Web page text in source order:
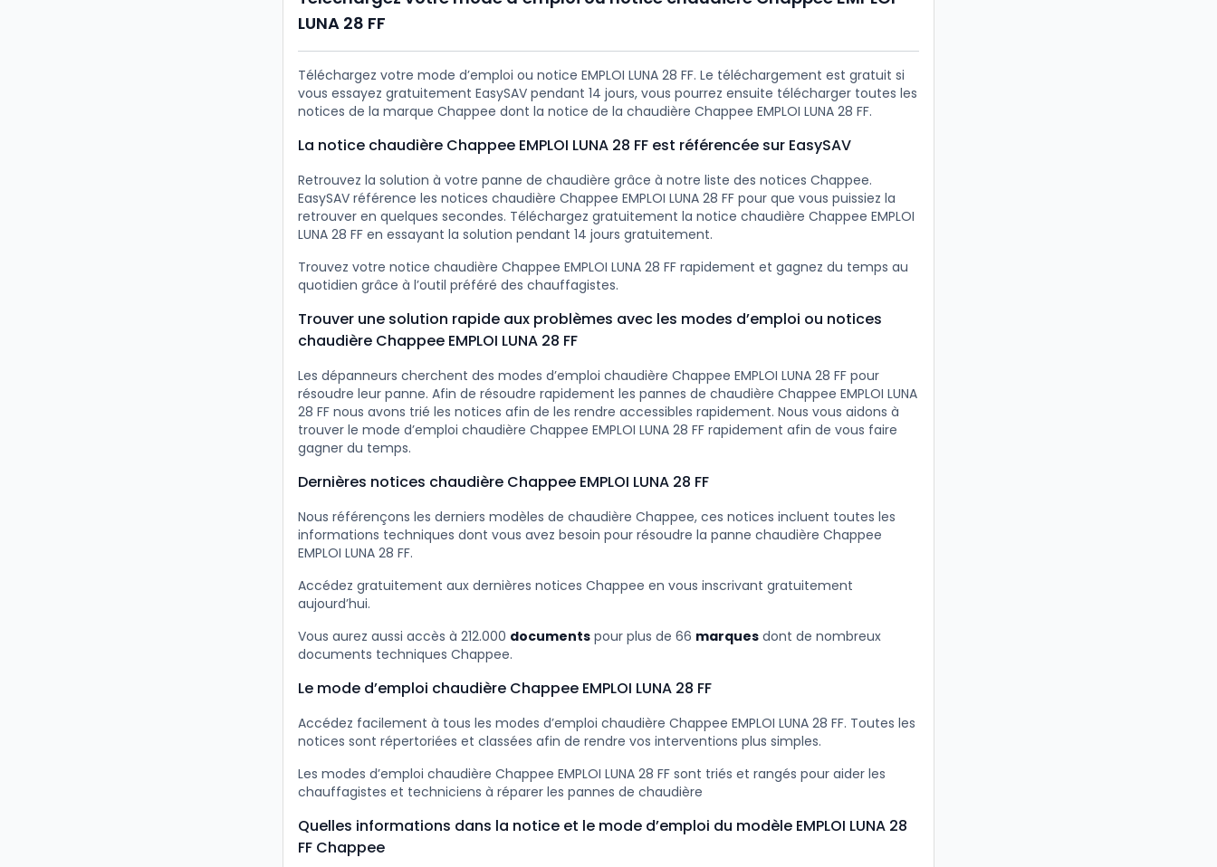
LUNA 28 FF
Téléchargez votre mode d’emploi ou notice EMPLOI LUNA 28 FF. Le téléchargement est gratuit si
vous essayez gratuitement EasySAV pendant 14 jours, vous pourrez ensuite télécharger toutes les
notices de la marque Chappee dont la notice de la chaudière Chappee EMPLOI LUNA 28 FF.
La notice chaudière Chappee EMPLOI LUNA 28 FF est référencée sur EasySAV
Retrouvez la solution à votre panne de chaudière grâce à notre liste des notices Chappee.
EasySAV référence les notices chaudière Chappee EMPLOI LUNA 28 FF pour que vous puissiez la
retrouver en quelques secondes. Téléchargez gratuitement la notice chaudière Chappee EMPLOI
LUNA 28 FF en essayant la solution pendant 14 jours gratuitement.
Trouvez votre notice chaudière Chappee EMPLOI LUNA 28 FF rapidement et gagnez du temps au
quotidien grâce à l’outil préféré des chauffagistes.
Trouver une solution rapide aux problèmes avec les modes d’emploi ou notices
chaudière Chappee EMPLOI LUNA 28 FF
Les dépanneurs cherchent des modes d’emploi chaudière Chappee EMPLOI LUNA 28 FF pour
résoudre leur panne. Afin de résoudre rapidement les pannes de chaudière Chappee EMPLOI LUNA
28 FF nous avons trié les notices afin de les rendre accessibles rapidement. Nous vous aidons à
trouver le mode d’emploi chaudière Chappee EMPLOI LUNA 28 FF rapidement afin de vous faire
gagner du temps.
Dernières notices chaudière Chappee EMPLOI LUNA 28 FF
Nous référençons les derniers modèles de chaudière Chappee, ces notices incluent toutes les
informations techniques dont vous avez besoin pour résoudre la panne chaudière Chappee
EMPLOI LUNA 28 FF.
Accédez gratuitement aux dernières notices Chappee en vous inscrivant gratuitement
aujourd’hui.
Vous aurez aussi accès à 212.000 documents pour plus de 66 marques dont de nombreux
documents techniques Chappee.
Le mode d’emploi chaudière Chappee EMPLOI LUNA 28 FF
Accédez facilement à tous les modes d’emploi chaudière Chappee EMPLOI LUNA 28 FF. Toutes les
notices sont répertoriées et classées afin de rendre vos interventions plus simples.
Les modes d’emploi chaudière Chappee EMPLOI LUNA 28 FF sont triés et rangés pour aider les
chauffagistes et techniciens à réparer les pannes de chaudière
Quelles informations dans la notice et le mode d’emploi du modèle EMPLOI LUNA 28
FF Chappee